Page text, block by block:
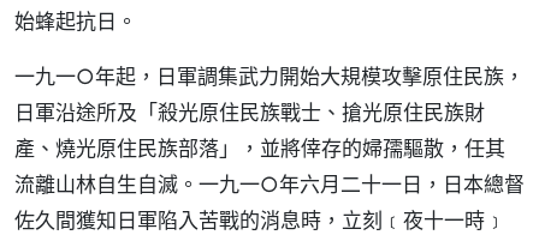
始蜂起抗日。
一九一○年起，日軍調集武力開始大規模攻擊原住民族，
日軍沿途所及「殺光原住民族戰士、搶光原住民族財
產、燒光原住民族部落」，並將倖存的婦孺驅散，任其
流離山林自生自滅。一九一○年六月二十一日，日本總督
佐久間獲知日軍陷入苦戰的消息時，立刻﹝夜十一時﹞